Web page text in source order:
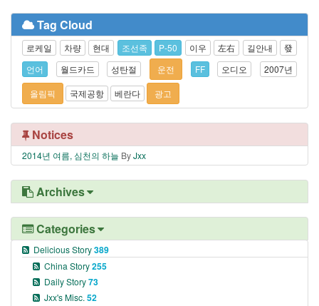
Tag Cloud
로케일 차량 현대 조선족 P-50 이우 左右 길안내
發
언어
월드카드 성탄절 운전 FF 오디오
2007년
올림픽
국제공항 베란다 광고
Notices
2014년 여름, 심천의 하늘 ByJxx
Archives
Categories
Delicious Story389
China Story255
Daily Story73
Jxx's Misc. 52